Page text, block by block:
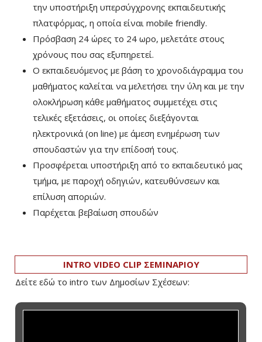
την υποστήριξη υπερσύγχρονης εκπαιδευτικής
πλατφόρμας, η οποία είναι mobile friendly.
Πρόσβαση 24 ώρες το 24 ωρο, μελετάτε στους
χρόνους που σας εξυπηρετεί.
Ο εκπαιδευόμενος με βάση το χρονοδιάγραμμα του
μαθήματος καλείται να μελετήσει την ύλη και με την
ολοκλήρωση κάθε μαθήματος συμμετέχει στις
τελικές εξετάσεις, οι οποίες διεξάγονται
ηλεκτρονικά (on line) με άμεση ενημέρωση των
σπουδαστών για την επίδοσή τους.
Προσφέρεται υποστήριξη από το εκπαιδευτικό μας
τμήμα, με παροχή οδηγιών, κατευθύνσεων και
επίλυση αποριών.
Παρέχεται βεβαίωση σπουδών
INTRO VIDEO CLIP ΣΕΜΙΝΑΡΙΟΥ
Δείτε εδώ το intro των Δημοσίων Σχέσεων: